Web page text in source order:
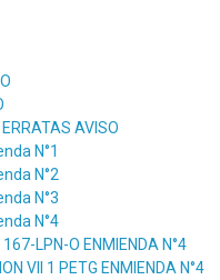
ERRATAS AVISO
N°1
N°2
N°3
N°4
167-LPN-O ENMIENDA N°4
VII 1 PETG ENMIENDA N°4